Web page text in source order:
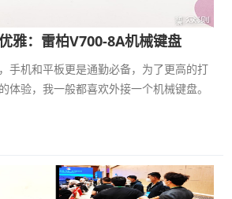
雅：雷柏V700-8A机械键盘
手机和平板更是通勤必备，为了更高的打
体验，我一般都喜欢外接一个机械键盘。